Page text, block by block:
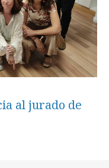
al jurado de